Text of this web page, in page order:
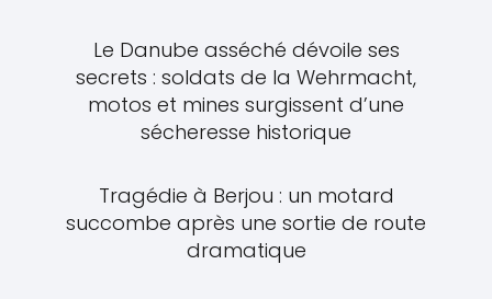
Le Danube asséché dévoile ses
secrets : soldats de la Wehrmacht,
motos et mines surgissent d’une
sécheresse historique
Tragédie à Berjou : un motard
succombe après une sortie de route
dramatique